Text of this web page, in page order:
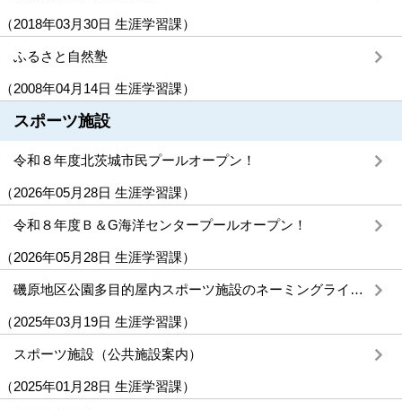
（2018年03月30日 生涯学習課）
ふるさと自然塾
（2008年04月14日 生涯学習課）
スポーツ施設
令和８年度北茨城市民プールオープン！
（2026年05月28日 生涯学習課）
令和８年度Ｂ＆G海洋センタープールオープン！
（2026年05月28日 生涯学習課）
磯原地区公園多目的屋内スポーツ施設のネーミングライツスポンサーが決定しました！
（2025年03月19日 生涯学習課）
スポーツ施設（公共施設案内）
（2025年01月28日 生涯学習課）